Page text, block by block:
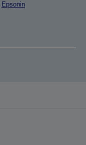
Epsonin